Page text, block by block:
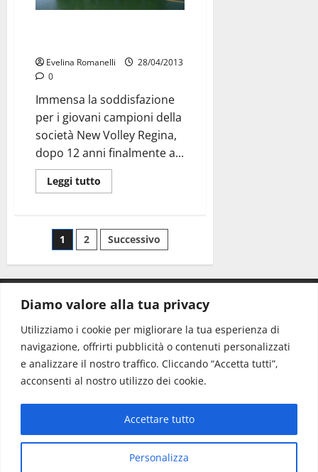
Diamo valore alla tua privacy
Utilizziamo i cookie per migliorare la tua esperienza di
navigazione, offrirti pubblicità o contenuti personalizzati
e analizzare il nostro traffico. Cliccando “Accetta tutti”,
acconsenti al nostro utilizzo dei cookie.
Personalizza
Accettare tutto
Evelina Romanelli
28/04/2013
0
Immensa la soddisfazione
per i giovani campioni della
società New Volley Regina,
dopo 12 anni finalmente a...
Leggi tutto
1 2 Successivo
CONTATTI.
Redazione: redazione@www.martinasera.it
Direttore:direttore@www.martinasera.it
Info & Commerciale:info@www.martinasera.it
Home News Vivere la città EVENTI
Salute
Il Blog del Direttore